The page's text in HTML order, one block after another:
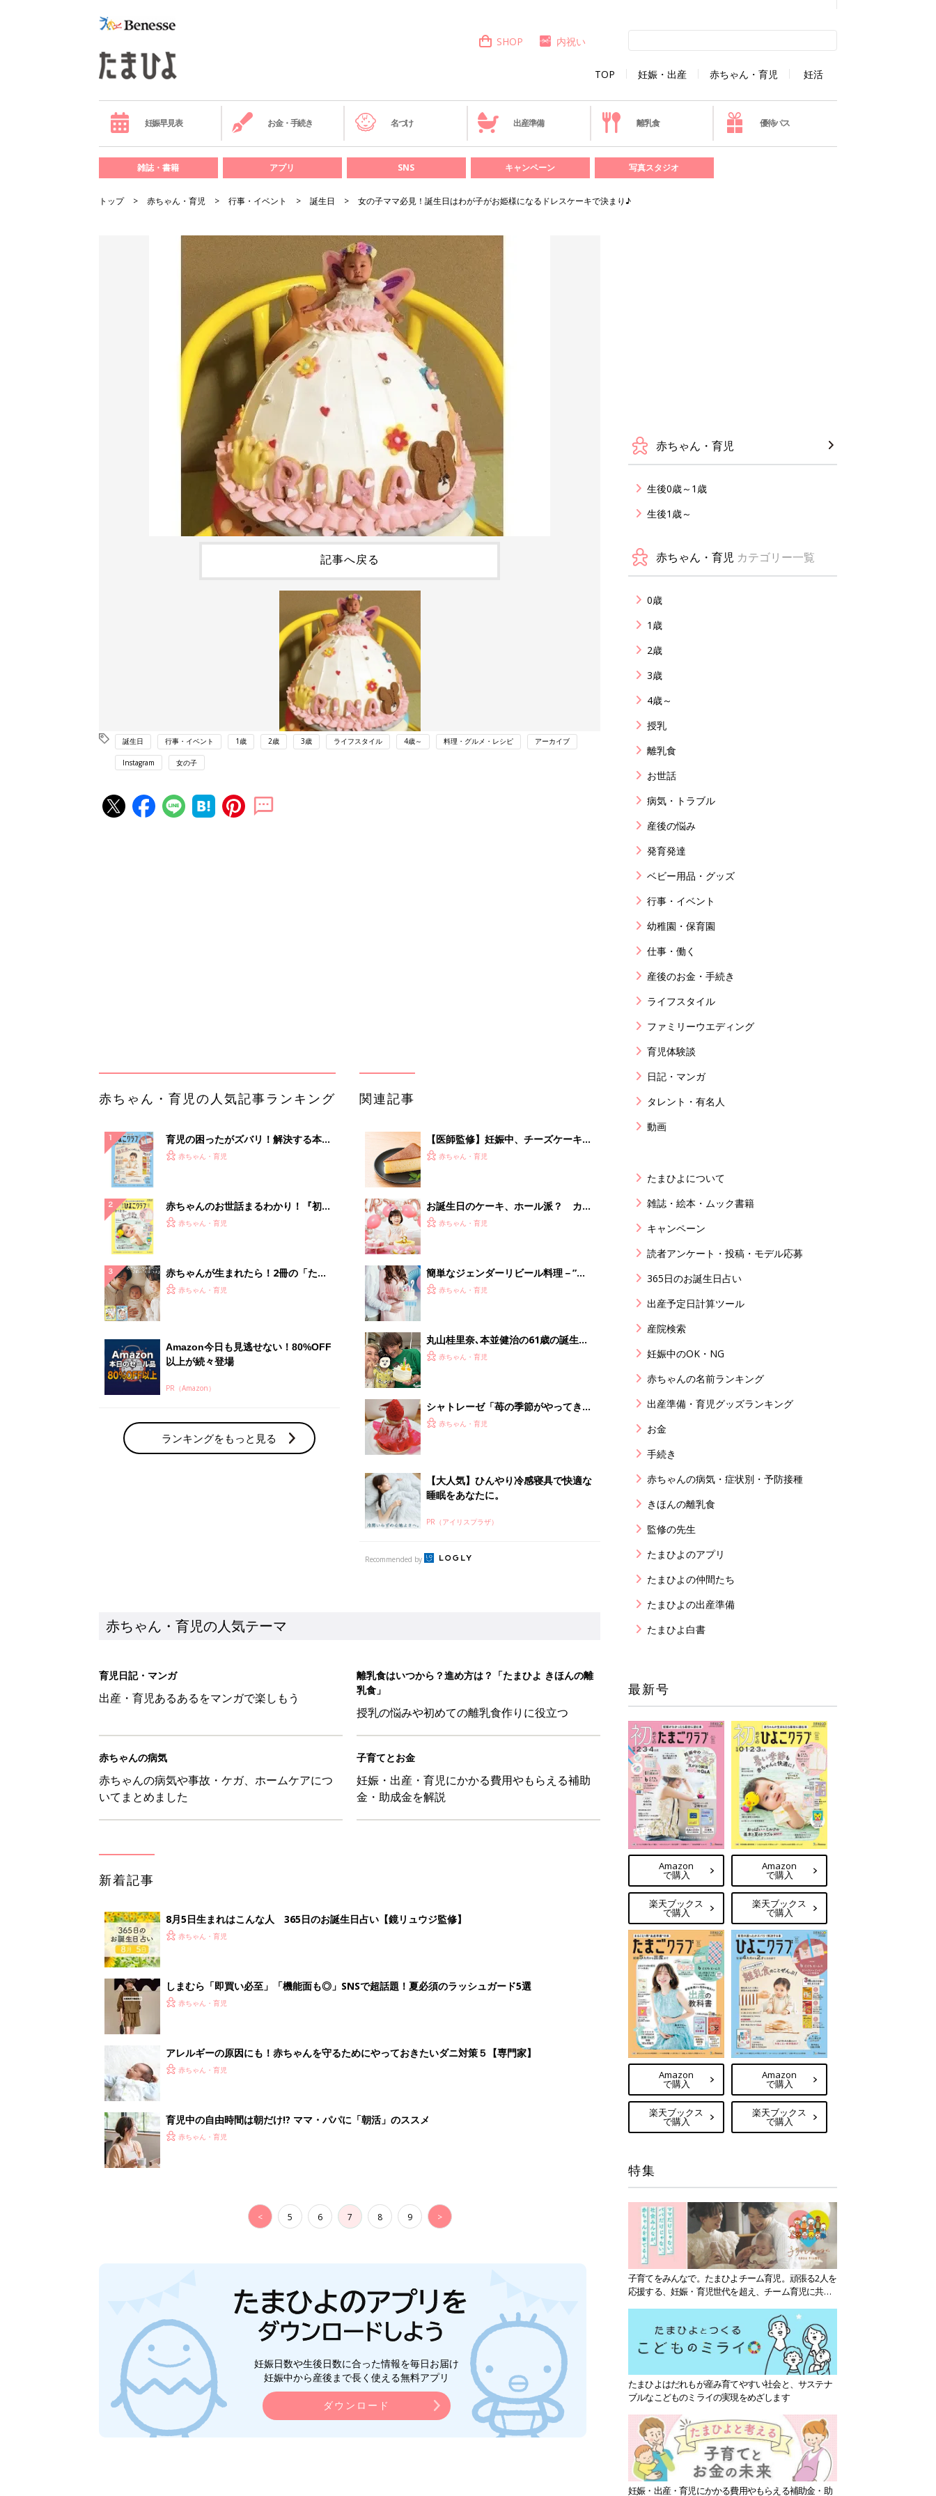
TOP 妊娠・出産 赤ちゃん・育児 妊活
SHOP 内祝い
妊娠早見表 お金・手続き 名づけ 出産準備 離乳食 優待パス
雑誌・書籍 アプリ SNS キャンペーン 写真スタジオ
トップ 赤ちゃん・育児 行事・イベント 誕生日 女の子ママ必見！誕生日はわが子がお姫様になるドレスケーキで決まり♪
記事へ戻る
誕生日 行事・イベント 1歳 2歳 3歳 ライフスタイル 4歳～ 料理・グルメ・レシピ アーカイブ
Instagram 女の子
以上が続々登場
PR（Amazon）
ランキングをもっと見る
育園探しも本格化！
べたくなる★苺ケーキ4選
PR（アイリスプラザ）
赤ちゃん・育児の人気テーマ
育児日記・マンガ
離乳食はいつから？進め方は？「たまひよ きほんの離
授乳の悩みや初めての離乳食作りに役立つ
子育てとお金
妊娠・出産・育児にかかる費用やもらえる補助
金・助成金を解説
8月5日生まれはこんな人 365日のお誕生日占い【鏡リュウジ監修】
赤ちゃん・育児
しまむら「即買い必至」「機能面も◎」SNSで超話題！夏必須のラッシュガード5選
赤ちゃん・育児
アレルギーの原因にも！赤ちゃんを守るためにやっておきたいダニ対策５【専門家】
< 5 6 7 8 9 >
赤ちゃん・育児
生後0歳～1歳
生後1歳～
赤ちゃん・育児 カテゴリー一覧
0歳
1歳
2歳
3歳
4歳～
授乳
離乳食
お世話
病気・トラブル
産後の悩み
発育発達
ベビー用品・グッズ
行事・イベント
幼稚園・保育園
仕事・働く
産後のお金・手続き
ライフスタイル
ファミリーウエディング
育児体験談
日記・マンガ
タレント・有名人
動画
たまひよについて
雑誌・絵本・ムック書籍
キャンペーン
読者アンケート・投稿・モデル応募
365日のお誕生日占い
出産予定日計算ツール
産院検索
妊娠中のOK・NG
赤ちゃんの名前ランキング
出産準備・育児グッズランキング
お金
手続き
赤ちゃんの病気・症状別・予防接種
きほんの離乳食
監修の先生
たまひよのアプリ
たまひよの仲間たち
たまひよの出産準備
たまひよ白書
最新号
Amazon
で購入
楽天ブックス
で購入
Amazon
で購入
楽天ブックス
で購入
Amazon
で購入
楽天ブックス
で購入
Amazon
で購入
楽天ブックス
で購入
特集
子育てをみんなで。たまひよチーム育児。頑張る2人を
応援する、妊娠・育児世代を超え、チーム育児に共感
たまひよはだれもが産み育てやすい社会と、サステナ
ブルなこどものミライの実現をめざします
妊娠・出産・育児にかかる費用やもらえる補助金・助